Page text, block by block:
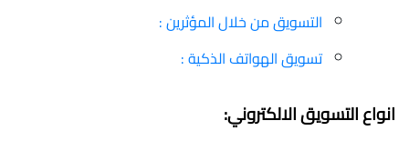
التسويق من خلال المؤثرين :
تسويق الهواتف الذكية :
انواع التسويق الالكتروني: